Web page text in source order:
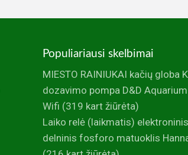
Populiariausi skelbimai
MIESTO RAINIUKAI kačių globa
dozavimo pompa D&D
Wifi (319 kart žiūrėta)
Laiko relė (laikmatis) elektroninis
delninis fosforo matuoklis